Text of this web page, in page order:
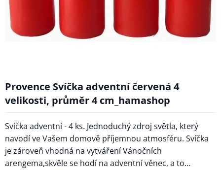
Provence Svíčka adventní červená 4
velikosti, průměr 4 cm_hamashop
Svíčka adventní - 4 ks. Jednoduchý zdroj světla, který
navodí ve Vašem domově příjemnou atmosféru. Svíčka
je zároveň vhodná na vytváření Vánočních
arengema,skvěle se hodí na adventní věnec, a to…